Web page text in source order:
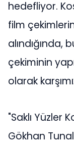
hedefliyor.
film
çekiminin
olarak
"Saklı Yüzler
Gökhan